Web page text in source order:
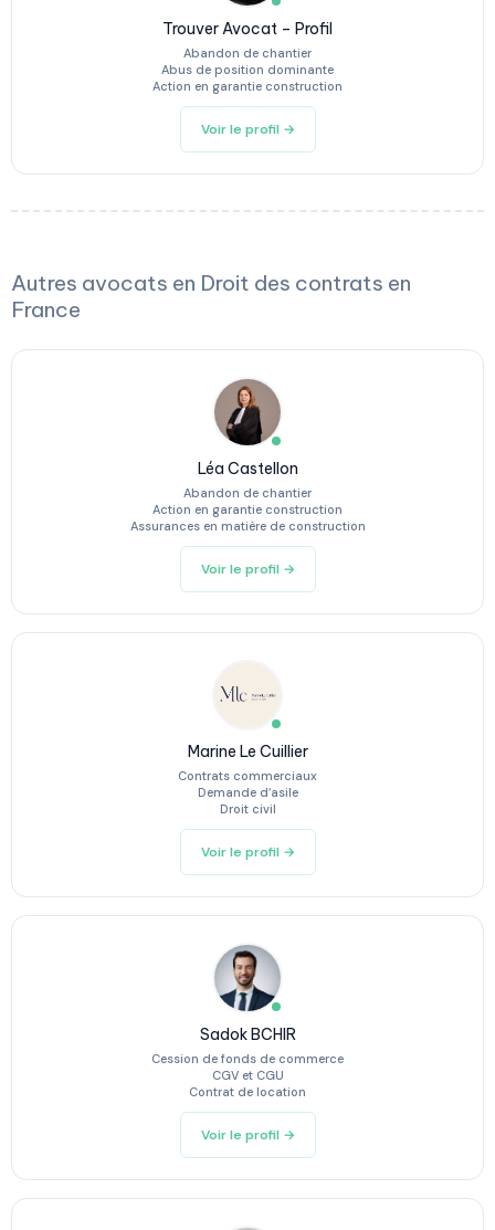
Trouver Avocat – Profil
Abandon de chantier
Abus de position dominante
Action en garantie construction
Voir le profil →
Autres avocats en Droit des contrats en
France
Léa Castellon
Abandon de chantier
Action en garantie construction
Assurances en matière de construction
Voir le profil →
Marine Le Cuillier
Contrats commerciaux
Demande d’asile
Droit civil
Voir le profil →
Sadok BCHIR
Cession de fonds de commerce
CGV et CGU
Contrat de location
Voir le profil →